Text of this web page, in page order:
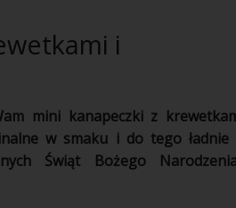
i
mini kanapeczki z
w smaku i do tego ładnie
Świąt Bożego